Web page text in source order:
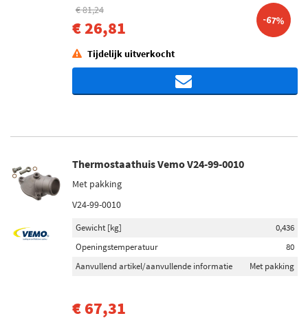
€ 81,24
€ 26,81 -67%
Tijdelijk uitverkocht
Thermostaathuis Vemo V24-99-0010
Met pakking
V24-99-0010
Gewicht [kg]
0,436
Openingstemperatuur
80
Aanvullend artikel/aanvullende informatie
Met pakking
€ 67,31